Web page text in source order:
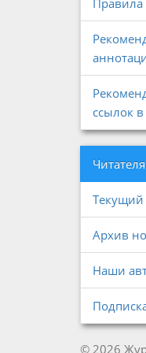
Правила
ссылок
Архив
Наши
© 2026